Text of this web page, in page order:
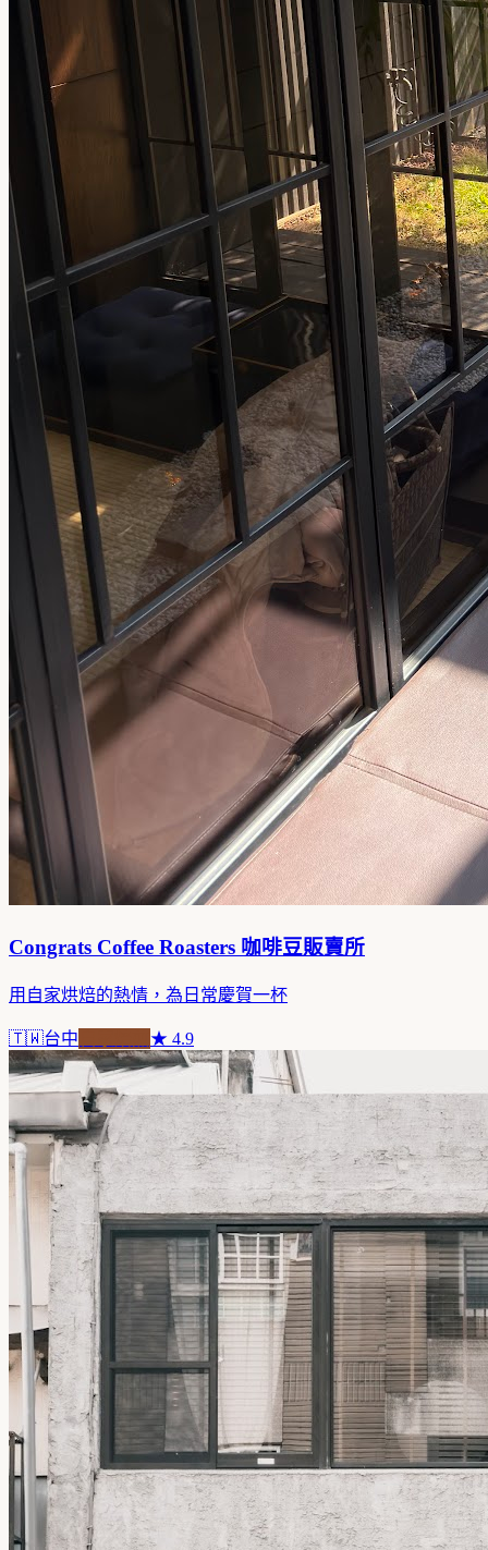
Congrats Coffee Roasters 咖啡豆販賣所
用自家烘焙的熱情，為日常慶賀一杯
🇹🇼台中 ★ 4.9